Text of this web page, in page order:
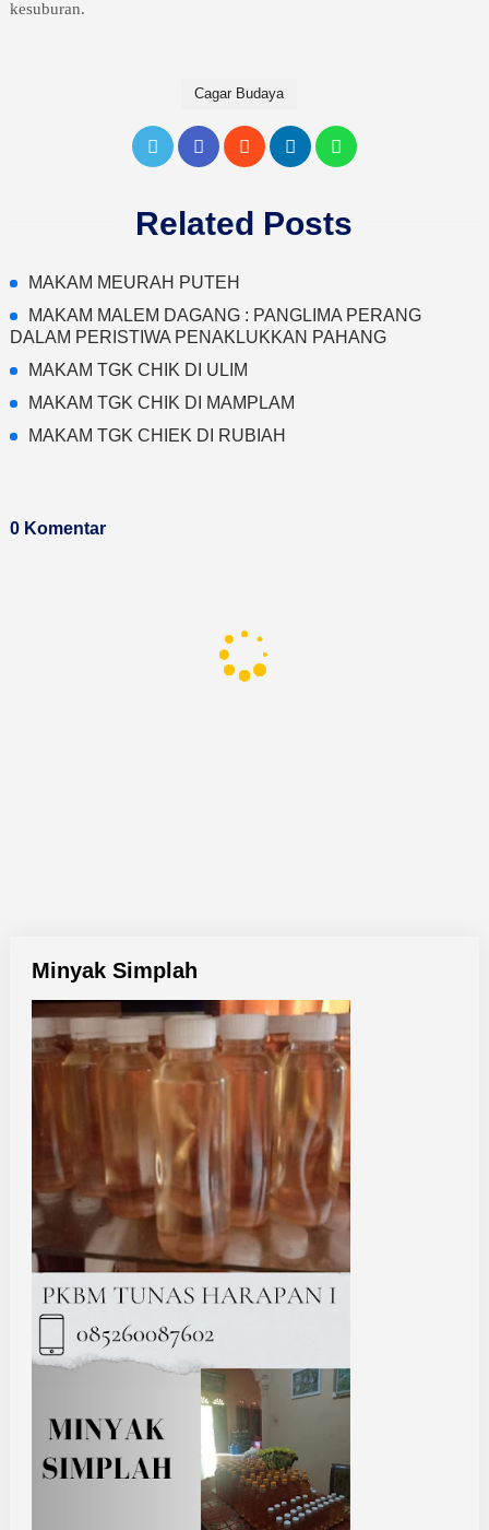
kesuburan.
Cagar Budaya
Related Posts
MAKAM MEURAH PUTEH
MAKAM MALEM DAGANG : PANGLIMA PERANG
DALAM PERISTIWA PENAKLUKKAN PAHANG
MAKAM TGK CHIK DI ULIM
MAKAM TGK CHIK DI MAMPLAM
MAKAM TGK CHIEK DI RUBIAH
0 Komentar
Minyak Simplah